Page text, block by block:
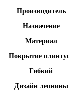
Производитель
Назначение
Материал
Покрытие
Гибкий
Дизайн лепнины